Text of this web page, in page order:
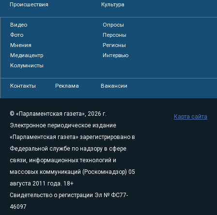
Происшествия
Культура
Видео
Опросы
Фото
Персоны
Мнения
Регионы
Медиацентр
Интервью
Колумнисты
Контакты Реклама Вакансии
© «Парламентская газета», 2026 г.
Электронное периодическое издание
«Парламентская газета» зарегистрировано в
Федеральной службе по надзору в сфере
связи, информационных технологий и
массовых коммуникаций (Роскомнадзор) 05
августа 2011 года. 18+
Свидетельство о регистрации Эл № ФС77-
46097
Карта сайта